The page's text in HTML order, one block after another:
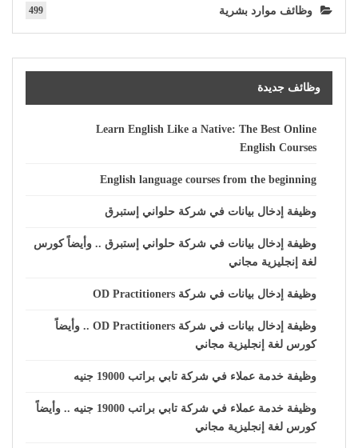
وظائف موارد بشرية 499
وظائف جديدة
Learn English Like a Native: The Best Online
English Courses
English language courses from the beginning
وظيفة إدخال بيانات في شركة حلواني إستبرق
وظيفة إدخال بيانات في شركة حلواني إستبرق .. وأيضاً كورس
لغة إنجليزية مجاني
وظيفة إدخال بيانات في شركة OD Practitioners
وظيفة إدخال بيانات في شركة OD Practitioners .. وأيضاً
كورس لغة إنجليزية مجاني
وظيفة خدمة عملاء في شركة تابي براتب 19000 جنيه
وظيفة خدمة عملاء في شركة تابي براتب 19000 جنيه .. وأيضاً
كورس لغة إنجليزية مجاني